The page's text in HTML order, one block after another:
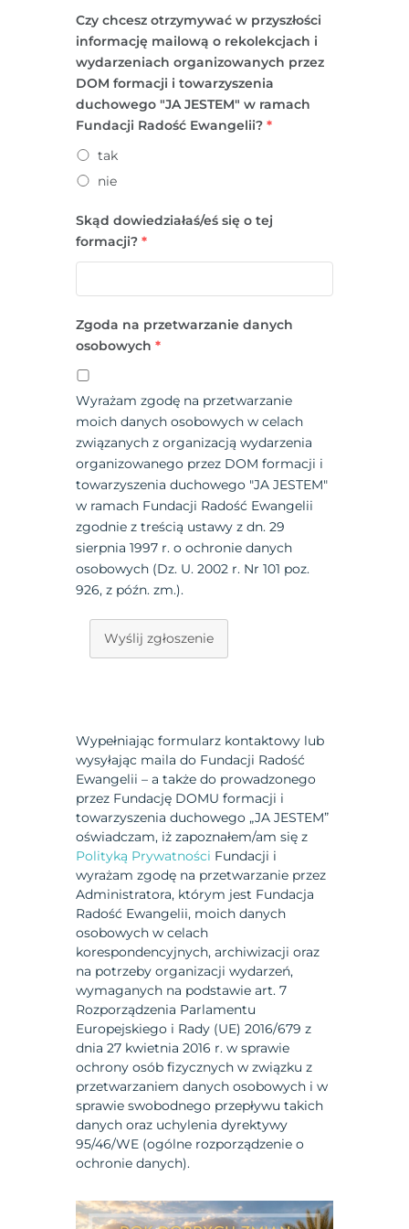
Czy chcesz otrzymywać w przyszłości
informację mailową o rekolekcjach i
wydarzeniach organizowanych przez
DOM formacji i towarzyszenia
duchowego "JA JESTEM" w ramach
Fundacji Radość Ewangelii? *
tak
nie
Skąd dowiedziałaś/eś się o tej
formacji? *
Zgoda na przetwarzanie danych
osobowych *
Wyrażam zgodę na przetwarzanie
moich danych osobowych w celach
związanych z organizacją wydarzenia
organizowanego przez DOM formacji i
towarzyszenia duchowego "JA JESTEM"
w ramach Fundacji Radość Ewangelii
zgodnie z treścią ustawy z dn. 29
sierpnia 1997 r. o ochronie danych
osobowych (Dz. U. 2002 r. Nr 101 poz.
926, z późn. zm.).
Wyślij zgłoszenie
Wypełniając formularz kontaktowy lub
wysyłając maila do Fundacji Radość
Ewangelii – a także do prowadzonego
przez Fundację DOMU formacji i
towarzyszenia duchowego „JA JESTEM”
oświadczam, iż zapoznałem/am się z
Polityką Prywatności Fundacji i
wyrażam zgodę na przetwarzanie przez
Administratora, którym jest Fundacja
Radość Ewangelii, moich danych
osobowych w celach
korespondencyjnych, archiwizacji oraz
na potrzeby organizacji wydarzeń,
wymaganych na podstawie art. 7
Rozporządzenia Parlamentu
Europejskiego i Rady (UE) 2016/679 z
dnia 27 kwietnia 2016 r. w sprawie
ochrony osób fizycznych w związku z
przetwarzaniem danych osobowych i w
sprawie swobodnego przepływu takich
danych oraz uchylenia dyrektywy
95/46/WE (ogólne rozporządzenie o
ochronie danych).